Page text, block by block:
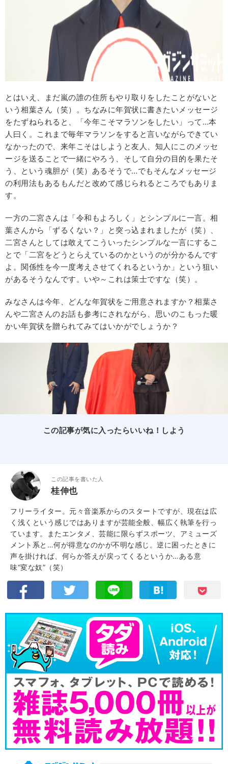
とはいえ、まだ嵐の誰の住所もやり取りをしたことがないと
いう相葉さん（笑）。ちなみに年賀状に書きたいメッセージ
をたずねられると、「今年こそマラソンをしたい」って…本
人曰く。これまで毎年マラソンをすると言いながらできてい
なかったので、来年こそはしようと友人、知人にこのメッセ
ージを送ることで一緒にやろう、そして自分の目的を果たそ
う、という魂胆が（笑）あるそうで…でもそんなメッセージ
の利用法もあるもんだと改めて感じられるところでもありま
す。
一方の二宮さんは「令和もよろしく」とシンプルに一言。相
葉さんから「ずるくない？」と突っ込まれましたが（笑）、
二宮さんとしては敢えてこういったシンプルな一言にするこ
とで「二宮をどうとらえているのかというのが分かるんです
よ。関係性を今一度考えさせてくれるというか」という狙い
があるそうなんです。いや～これは策士ですな（笑）。
みなさんは今年、どんな年賀状をご用意されますか？相葉さ
んや二宮さんのお話も参考にされながら、思いのこもった暖
かい年賀状を贈られてみてはいかがでしょうか？
この記事が気に入ったらいいね！しよう
この記事を書いた人
桂伸也
フリーライター。元々音楽系からのスタートですが、現在は広
く浅くという感じではありますが芸能全般、幅広く執筆を行っ
ています。またエンタメ、芸能に限らずスポーツ、アミューズ
メント系と…何が得意なのかが不明な感じ。逆に困ったときに
声を掛ければ、何らか答えが戻ってくるというか…ある意
味“変な奴”（笑）